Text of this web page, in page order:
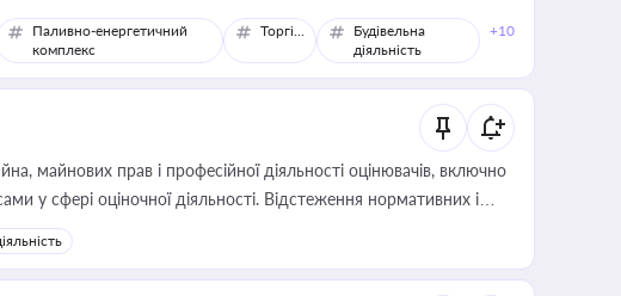
Паливно-енергетичний
комплекс
Торгівля
Будівельна
діяльність
+10
майнових прав і професійної діяльності оцінювачів, включно
у сфері оціночної діяльності. Відстеження нормативних і
юриста або бухгалтера під час оподаткування,
статусу суб'єктів оціночної діяльності